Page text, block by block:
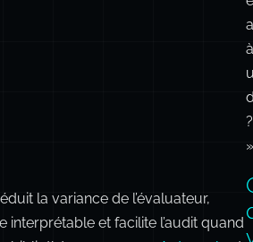
à
?
»
,
string
interprétable et facilite l’audit quand
bibliothèques comme Autoevalset